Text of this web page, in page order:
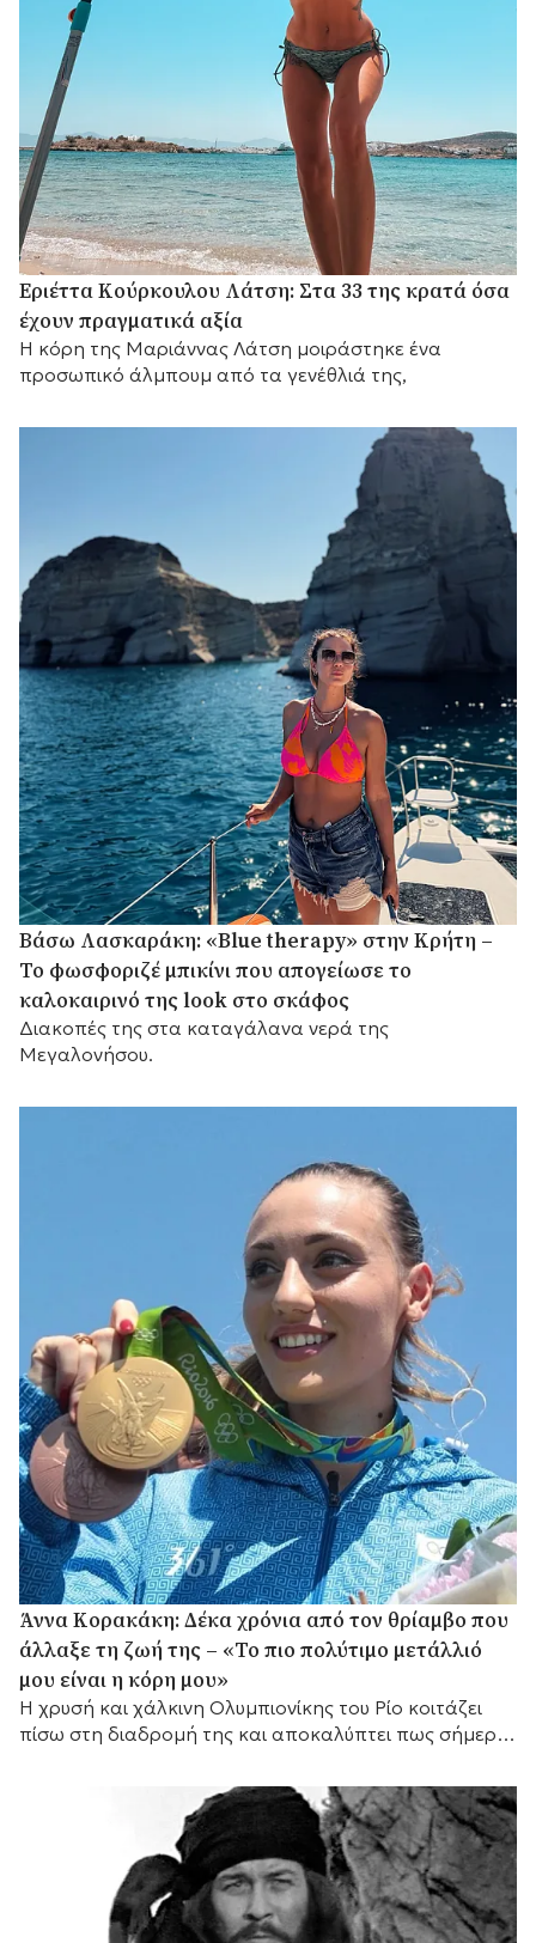
Εριέττα Κούρκουλου Λάτση: Στα 33 της κρατά όσα
έχουν πραγματικά αξία
Η κόρη της Μαριάννας Λάτση μοιράστηκε ένα
προσωπικό άλμπουμ από τα γενέθλιά της,
Βάσω Λασκαράκη: «Blue therapy» στην Κρήτη –
Το φωσφοριζέ μπικίνι που απογείωσε το
καλοκαιρινό της look στο σκάφος
Διακοπές της στα καταγάλανα νερά της
Μεγαλονήσου.
Άννα Κορακάκη: Δέκα χρόνια από τον θρίαμβο που
άλλαξε τη ζωή της – «Το πιο πολύτιμο μετάλλιό
μου είναι η κόρη μου»
Η χρυσή και χάλκινη Ολυμπιονίκης του Ρίο κοιτάζει
πίσω στη διαδρομή της και αποκαλύπτει πως σήμερα